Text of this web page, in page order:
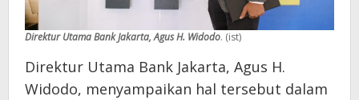
Direktur Utama Bank Jakarta, Agus H. Widodo. (ist)
Direktur Utama Bank Jakarta, Agus H.
Widodo, menyampaikan hal tersebut dalam